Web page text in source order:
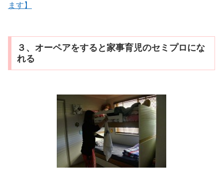
ます】
３、オーペアをすると家事育児のセミプロにな
れる